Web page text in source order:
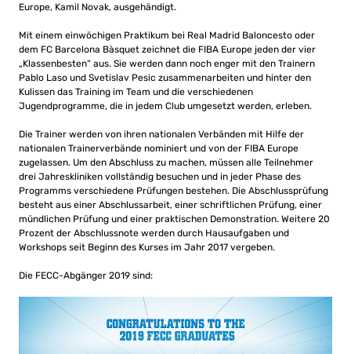
Europe, Kamil Novak, ausgehändigt.
Mit einem einwöchigen Praktikum bei Real Madrid Baloncesto oder
dem FC Barcelona Bàsquet zeichnet die FIBA ​​Europe jeden der vier
„Klassenbesten“ aus. Sie werden dann noch enger mit den Trainern
Pablo Laso und Svetislav Pesic zusammenarbeiten und hinter den
Kulissen das Training im Team und die verschiedenen
Jugendprogramme, die in jedem Club umgesetzt werden, erleben.
Die Trainer werden von ihren nationalen Verbänden mit Hilfe der
nationalen Trainerverbände nominiert und von der FIBA ​​Europe
zugelassen. Um den Abschluss zu machen, müssen alle Teilnehmer
drei Jahreskliniken vollständig besuchen und in jeder Phase des
Programms verschiedene Prüfungen bestehen. Die Abschlussprüfung
besteht aus einer Abschlussarbeit, einer schriftlichen Prüfung, einer
mündlichen Prüfung und einer praktischen Demonstration. Weitere 20
Prozent der Abschlussnote werden durch Hausaufgaben und
Workshops seit Beginn des Kurses im Jahr 2017 vergeben.
Die FECC-Abgänger 2019 sind: